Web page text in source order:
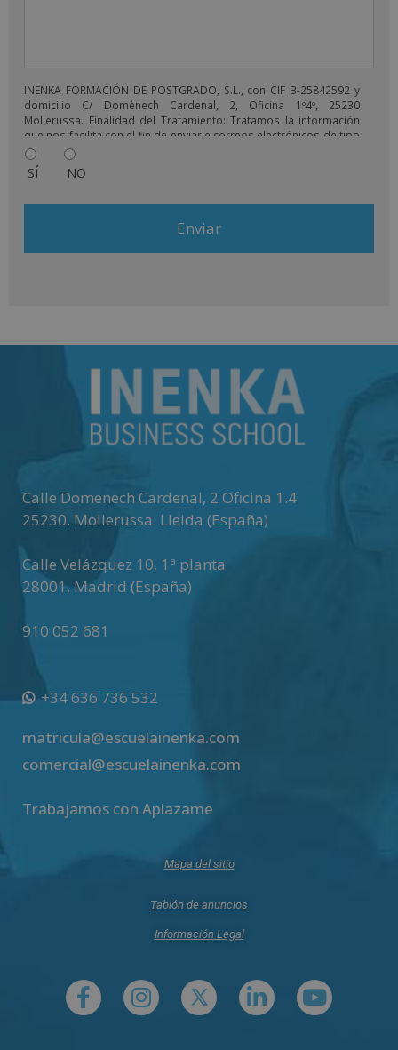
INENKA FORMACIÓN DE POSTGRADO, S.L., con CIF B-25842592 y
domicilio C/ Domènech Cardenal, 2, Oficina 1º4º, 25230
Mollerussa. Finalidad del Tratamiento: Tratamos la información
que nos facilita con el fin de enviarle correos electrónicos de tipo
comercial relacionado con los productos ofrecidos y otros tipo
de productos que fueran de su interés. Legitimación del
tratamiento: Consentimiento del interesado. Derechos: Puede
más información consulte nuestra Política de Privacidad. Desea
SÍ NO
v
e
:
Calle Domenech Cardenal, 2 Oficina 1.4
25230, Mollerussa. Lleida (España)
Calle Velázquez 10, 1ª planta
28001,Madrid (España)
910 052 681
+34 636 736 532
matricula@escuelainenka.com
comercial@escuelainenka.com
Trabajamos con Aplazame
Mapa del sitio
Tablón de anuncios
Información Legal